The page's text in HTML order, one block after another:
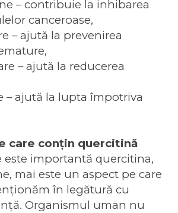
– contribuie la inhibarea
canceroase,
– ajută la prevenirea
– ajută la reducerea
– ajută la lupta împotriva
care conțin quercitină
este importantă quercitina,
mai este un aspect pe care
în legătură cu
Organismul uman nu